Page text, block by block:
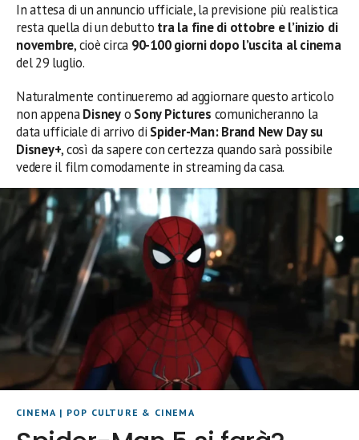
In attesa di un annuncio ufficiale, la previsione più realistica
resta quella di un debutto tra la fine di ottobre e l’inizio di
novembre, cioè circa 90-100 giorni dopo l’uscita al cinema
del 29 luglio.
Naturalmente continueremo ad aggiornare questo articolo
non appenaDisneyo Sony Pictures comunicheranno la
data ufficiale di arrivo di Spider-Man: Brand New Day su
Disney+, così da sapere con certezza quando sarà possibile
vedere il film comodamente in streaming da casa.
CINEMA | POP CULTURE & CINEMA